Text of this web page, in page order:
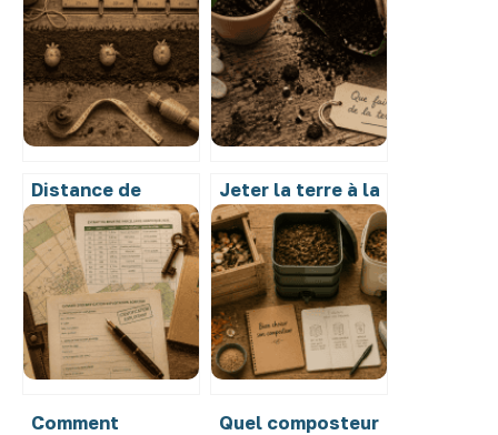
Distance de
plantation des
pommes de terre :
40 cm pour une
récolte
abondante
Jeter la terre à la
poubelle :
pourquoi c’est
une erreur et
comment la
valoriser
Comment
Quel composteur